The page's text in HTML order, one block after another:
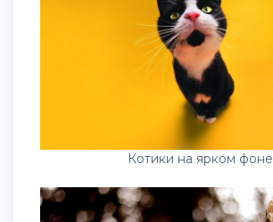
Котики на ярком фоне